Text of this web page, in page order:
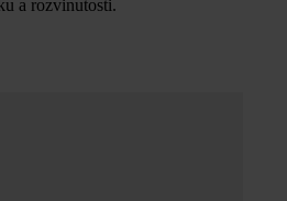
a rozvinutosti.